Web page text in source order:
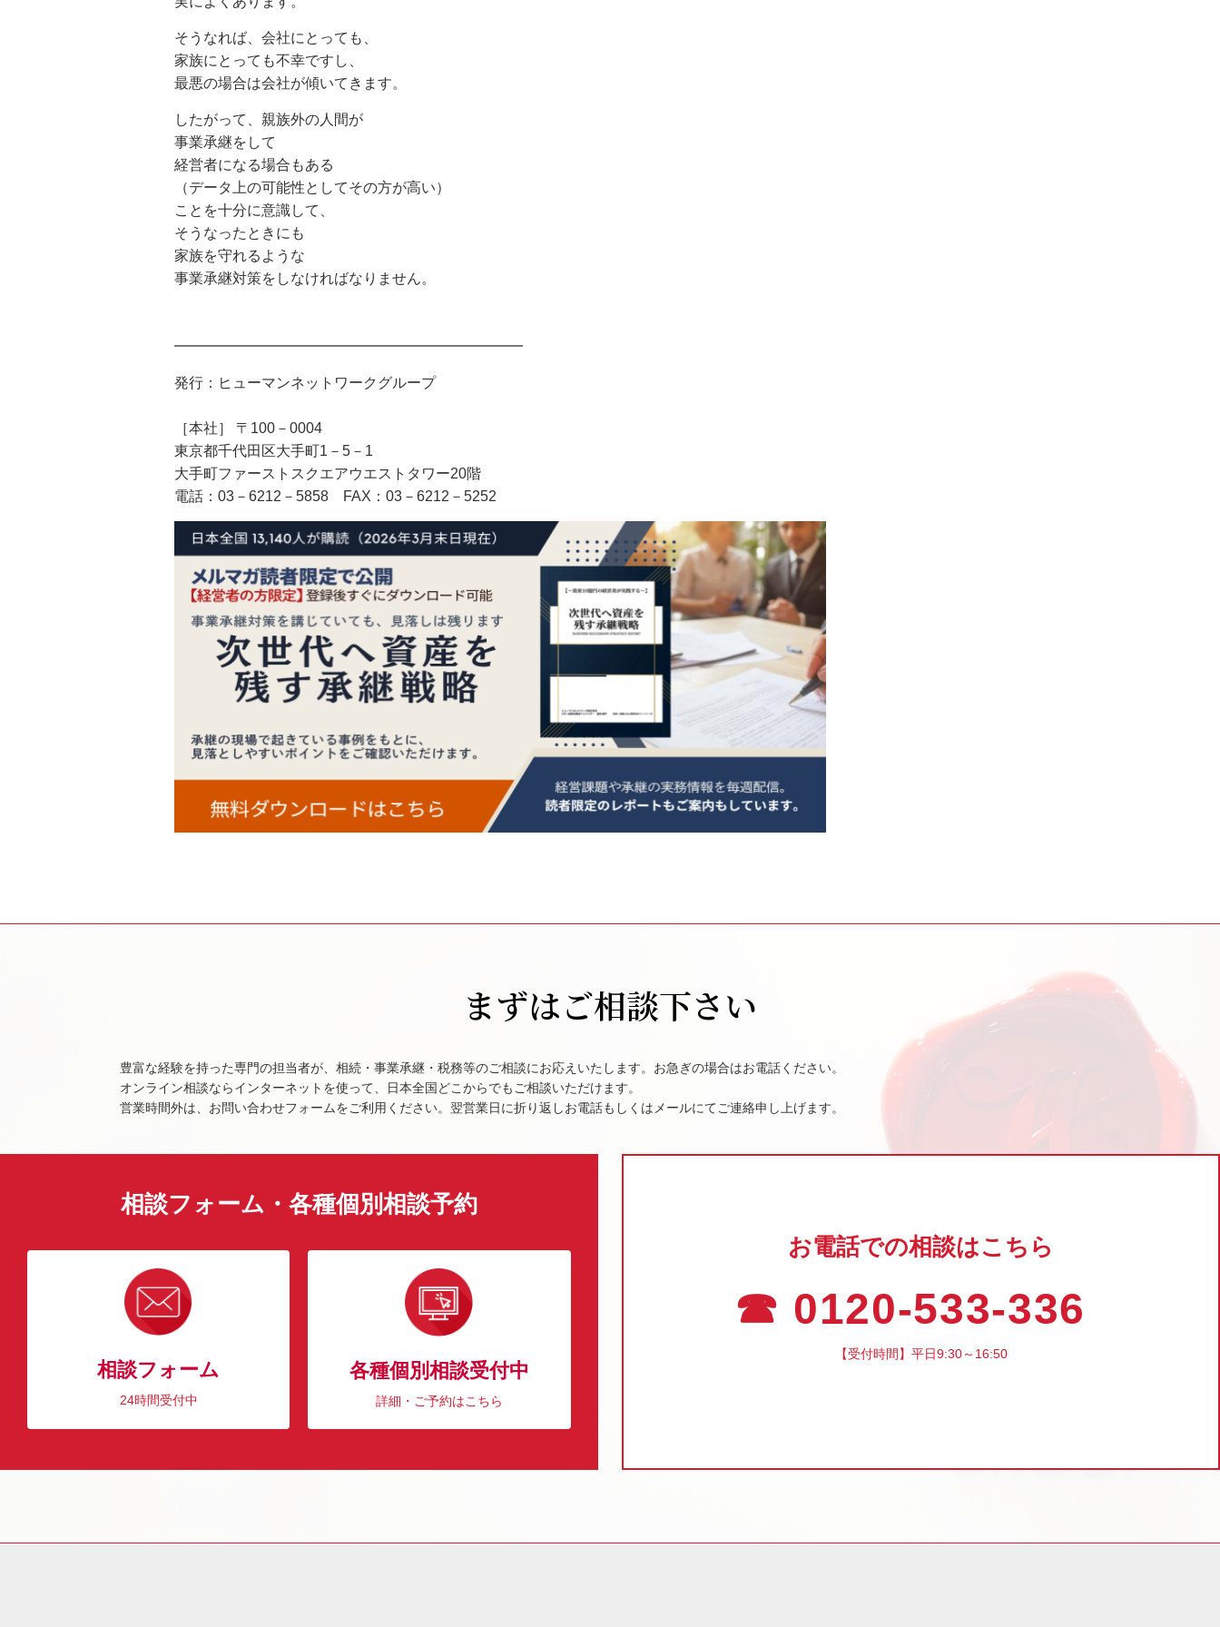
そうなれば、会社にとっても、
家族にとっても不幸ですし、
最悪の場合は会社が傾いてきます。
したがって、親族外の人間が
事業承継をして
経営者になる場合もある
（データ上の可能性としてその方が高い）
ことを十分に意識して、
そうなったときにも
家族を守れるような
事業承継対策をしなければなりません。
━━━━━━━━━━━━━━━━━━━━━━━━
発行：ヒューマンネットワークグループ
［本社］ 〒100－0004
東京都千代田区大手町1－5－1
大手町ファーストスクエアウエストタワー20階
電話：03－6212－5858
FAX ：03－6212－5252
まずはご相談下さい
豊富な経験を持った専門の担当者が、相続・事業承継・税務等のご相談にお応えいたします。お急ぎの場合はお電話ください。
オンライン相談ならインターネットを使って、日本全国どこからでもご相談いただけます。
営業時間外は、お問い合わせフォームをご利用ください。翌営業日に折り返しお電話もしくはメールにてご連絡申し上げます。
相談フォーム・各種個別相談予約
相談フォーム
24時間受付中
各種個別相談受付中
詳細・ご予約はこちら
お電話での相談はこちら
☎ 0120-533-336
【受付時間】平日9:30～16:50